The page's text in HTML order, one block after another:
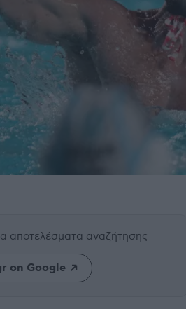
αποτελέσματα αναζήτησης
on Google